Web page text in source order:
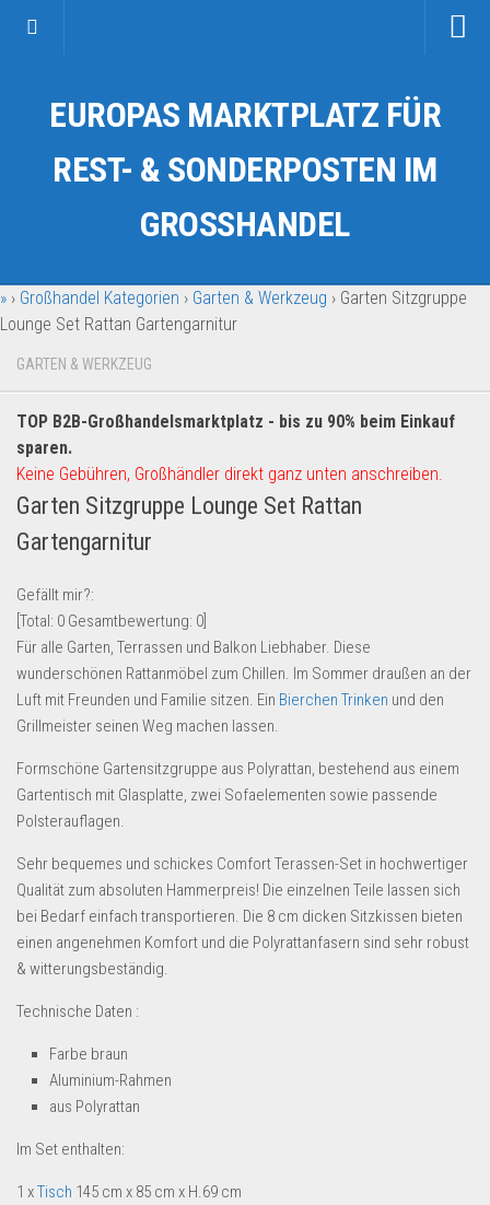
Kategorien
Auto & Motorrad
Fahrzeuge & Transport
Garten & Werkzeug
Geschäft, Büro & Schreibwaren
Geschenkartikel
Handy und Smartphone
Kosmetik & Pflege
Lebensmittel & Getränke
Multimedia & Elektro
Münzen
Spielzeug & Games
Schuhe & Accessoires
Sport & Freizeit
Uhren & Schmuck
Wohnen & Einrichten
Restposten-Angebote
eBay Restposten kaufen
Sonderposten-Angebote
Saison & Eventprodkte
B2B Produkte
Grosshandel
Amazon
EUROPAS MARKTPLATZ FÜR
REST- & SONDERPOSTEN IM
GROSSHANDEL
» › Großhandel Kategorien › Garten & Werkzeug › Garten Sitzgruppe
Lounge Set Rattan Gartengarnitur
GARTEN & WERKZEUG
TOP B2B-Großhandelsmarktplatz - bis zu 90% beim Einkauf
sparen.
Keine Gebühren, Großhändler direkt ganz unten anschreiben.
Garten Sitzgruppe Lounge Set Rattan
Gartengarnitur
Gefällt mir?:
[Total: 0 Gesamtbewertung: 0
Für alle Garten, Terrassen und Balkon Liebhaber. Diese
wunderschönen Rattanmöbel zum Chillen. Im Sommer draußen an der
Luft mit Freunden und Familie sitzen. Ein Bierchen Trinken und den
Grillmeister seinen Weg machen lassen.
Formschöne Gartensitzgruppe aus Polyrattan, bestehend aus einem
Gartentisch mit Glasplatte, zwei Sofaelementen sowie passende
Polsterauflagen.
Sehr bequemes und schickes Comfort Terassen-Set in hochwertiger
Qualität zum absoluten Hammerpreis! Die einzelnen Teile lassen sich
bei Bedarf einfach transportieren. Die 8 cm dicken Sitzkissen bieten
einen angenehmen Komfort und die Polyrattanfasern sind sehr robust
& witterungsbeständig.
Technische Daten :
Farbe braun
Aluminium-Rahmen
aus Polyrattan
Im Set enthalten:
1 xTisch 145 cm x 85 cm x H.69 cm